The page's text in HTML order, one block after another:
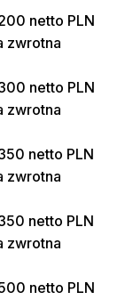
netto PLN
zwrotna
netto PLN
zwrotna
netto PLN
zwrotna
netto PLN
zwrotna
netto PLN